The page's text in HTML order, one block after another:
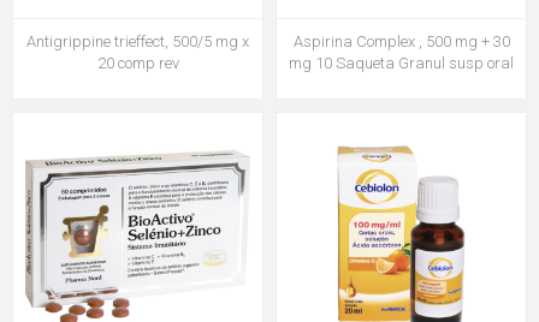
Antigrippine trieffect, 500/5 mg x
20 comp rev
Aspirina Complex , 500 mg + 30
mg 10 Saqueta Granul susp oral